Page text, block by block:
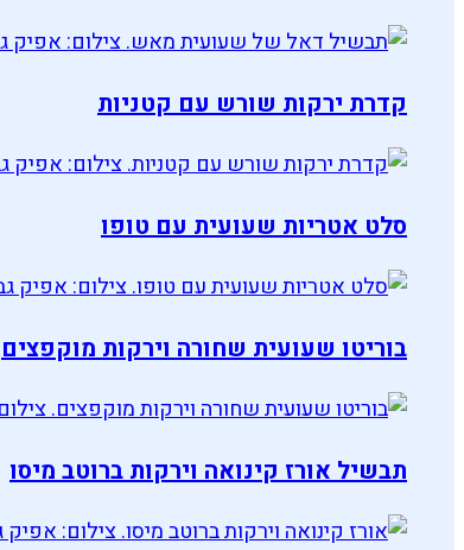
קדרת ירקות שורש עם קטניות
סלט אטריות שעועית עם טופו
בוריטו שעועית שחורה וירקות מוקפצים
תבשיל אורז קינואה וירקות ברוטב מיסו